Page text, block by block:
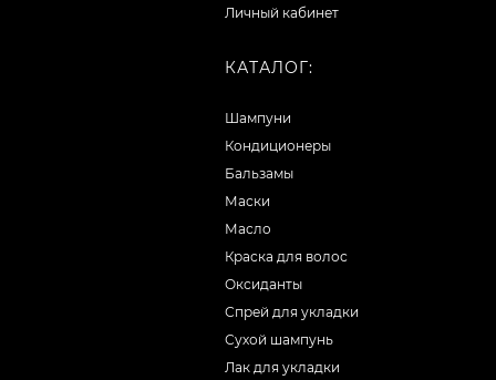
Личный кабинет
КАТАЛОГ:
Шампуни
Кондиционеры
Бальзамы
Маски
Масло
Краска для волос
Оксиданты
Спрей для укладки
Сухой шампунь
Лак для укладки